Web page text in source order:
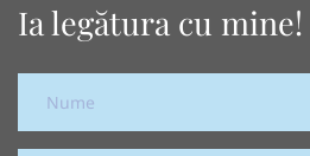
Ia legătura cu mine!